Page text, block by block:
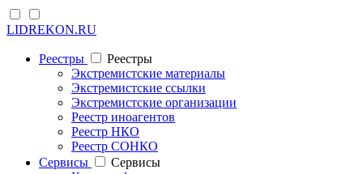
LIDREKON.RU
Реестры
Реестры
Экстремистские материалы
Экстремистские ссылки
Экстремистские организации
Реестр иноагентов
Реестр НКО
Реестр СОНКО
Cервисы
Cервисы